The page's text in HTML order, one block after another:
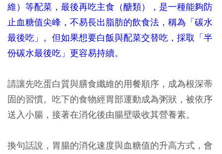
維）等配菜，最後再吃主食（醣類），是一種能夠防
止血糖值尖峰，不易長出脂肪的飲食法，稱為「碳水
最後吃」。但如果想要白飯與配菜交替吃，採取「半
份碳水最後吃」更容易持續。
請讓先吃蛋白質與膳食纖維的用餐順序，成為根深蒂
固的習慣。吃下的食物經胃部運動成為粥狀，被依序
送入小腸，接著在消化後由腸壁吸收其營養素。
換句話說，胃腸的消化速度與血糖值的升高方式，會